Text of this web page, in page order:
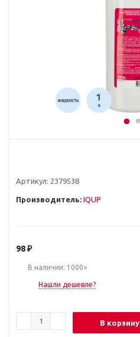
Артикул: 2379538
Производитель: IQUP
98₽
В наличии: 1000>
Нашли дешевле?
В корзину